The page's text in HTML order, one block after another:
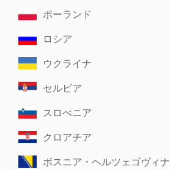
ポーランド
ロシア
ウクライナ
セルビア
スロべニア
クロアチア
ボスニア・ヘルツェゴヴィナ